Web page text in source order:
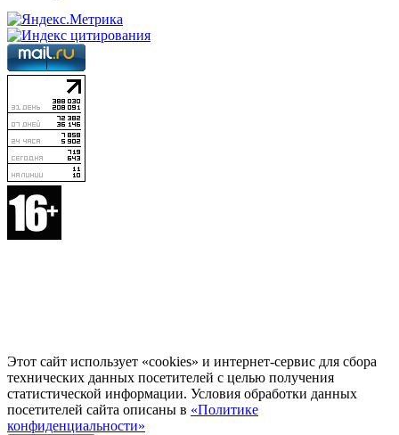
Этот сайт использует «cookies» и интернет-сервис для сбора
технических данных посетителей с целью получения
статистической информации. Условия обработки данных
посетителей сайта описаны в «Политике
конфиденциальности»